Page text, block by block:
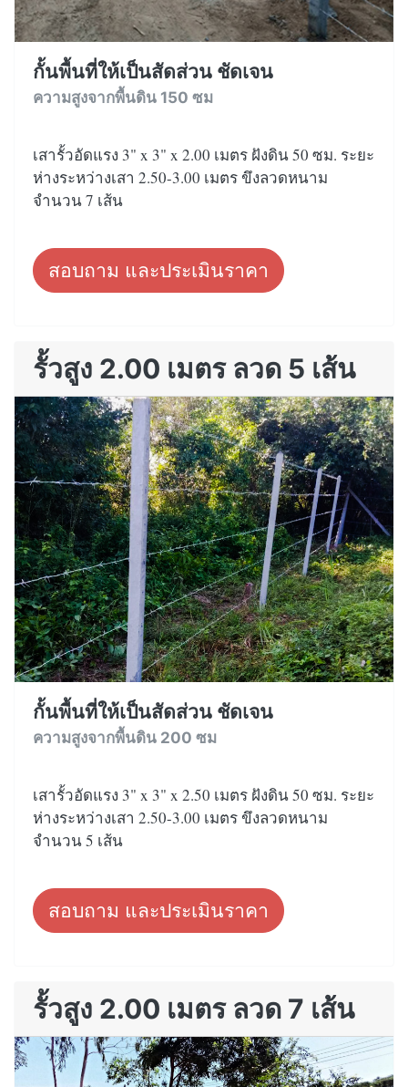
กั้นพื้นที่ให้เป็นสัดส่วน ชัดเจน
ความสูงจากพื้นดิน 150 ซม
เสารั้วอัดแรง 3" x 3" x 2.00 เมตร ฝังดิน 50 ซม. ระยะ
ห่างระหว่างเสา 2.50-3.00 เมตร ขึงลวดหนาม
จำนวน 7 เส้น
สอบถาม และประเมินราคา
รั้วสูง 2.00 เมตร ลวด 5 เส้น
กั้นพื้นที่ให้เป็นสัดส่วน ชัดเจน
ความสูงจากพื้นดิน 200 ซม
เสารั้วอัดแรง 3" x 3" x 2.50 เมตร ฝังดิน 50 ซม. ระยะ
ห่างระหว่างเสา 2.50-3.00 เมตร ขึงลวดหนาม
จำนวน 5 เส้น
สอบถาม และประเมินราคา
รั้วสูง 2.00 เมตร ลวด 7 เส้น